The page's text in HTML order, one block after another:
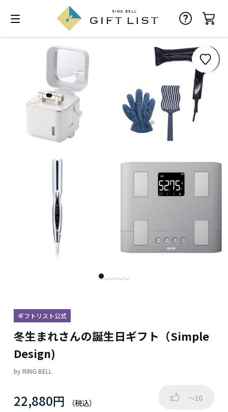
お気に入り
ギフトリスト公式
冬生まれさんの誕生日ギフト（Simple
Design)
byRING BELL
22,880円 ～10